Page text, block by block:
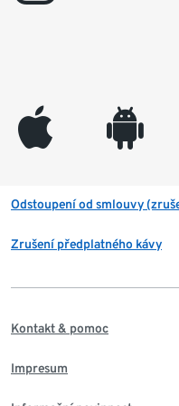
appleinc android
Odstoupení od smlouvy
Zrušení předplatného kávy
Kontakt & pomoc
Impresum